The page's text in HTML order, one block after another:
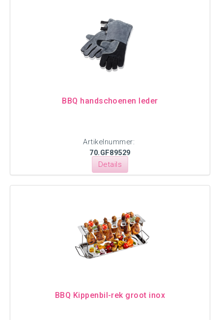
BBQ handschoenen leder
Artikelnummer:
70.GF89529
Details
BBQ Kippenbil-rek groot inox